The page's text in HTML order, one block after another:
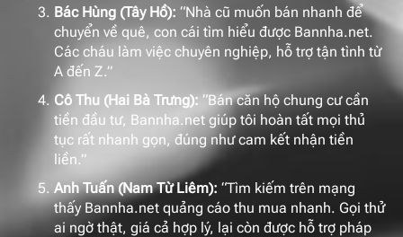
Bác Hùng (Tây Hồ): “Nhà cũ muốn bán nhanh để
chuyển về quê, con cái tìm hiểu được Bannha.net.
Các cháu làm việc chuyên nghiệp, hỗ trợ tận tình từ
A đến Z.”
Cô Thu (Hai Bà Trưng): “Bán căn hộ chung cư cần
tiền đầu tư, Bannha.net giúp tôi hoàn tất mọi thủ
tục rất nhanh gọn, đúng như cam kết nhận tiền
liền.”
Anh Tuấn (Nam Từ Liêm): “Tìm kiếm trên mạng
thấy Bannha.net quảng cáo thu mua nhanh. Gọi thử
ai ngờ thật, giá cả hợp lý, lại còn được hỗ trợ pháp